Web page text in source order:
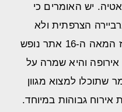
יש האומרים כי
הצרפתית ולא
בקרואטיה. אופטיה הייתה מאז המאה ה-16 אתר נופש
אירופה והיא שמרה על
שתוכלו למצוא מגוון
ברמות אירוח גבוהות במיוחד.